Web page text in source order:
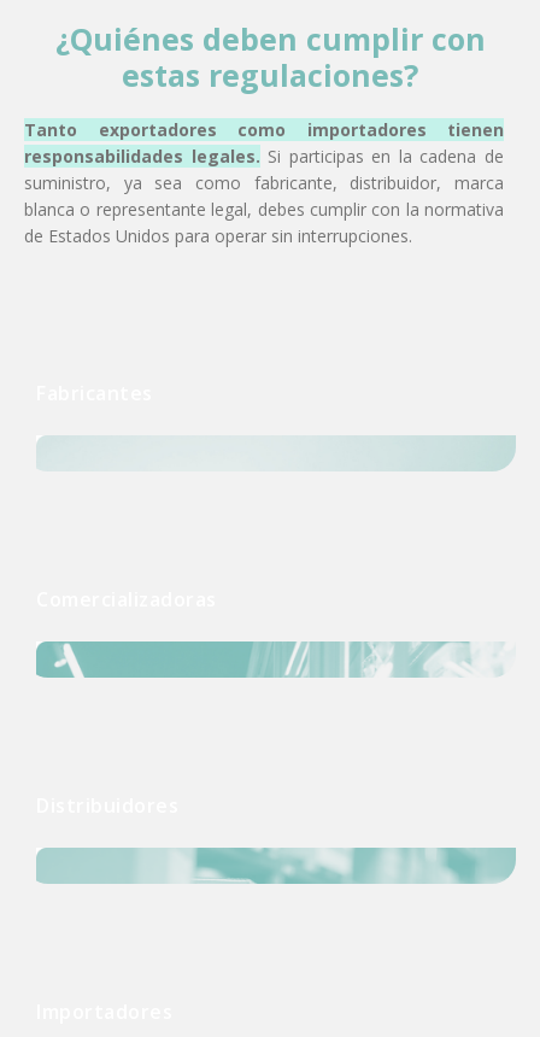
¿Quiénes deben cumplir con
estas regulaciones?
Tanto exportadores como importadores tienen
responsabilidades legales. Si participas en la cadena de
suministro, ya sea como fabricante, distribuidor, marca
blanca o representante legal, debes cumplir con la normativa
de Estados Unidos para operar sin interrupciones.